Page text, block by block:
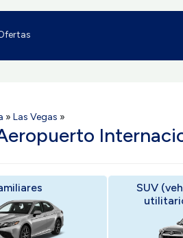
» Las Vegas »
SUV